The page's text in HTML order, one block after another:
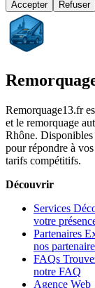
Accepter Refuser
Remorquage13.fr
et le remorquage
Rhône.
pour répondre à
tarifs compétitifs.
Découvrir
Services
votre
Partenaires
nos
FAQs
notre FAQ
Agence Web